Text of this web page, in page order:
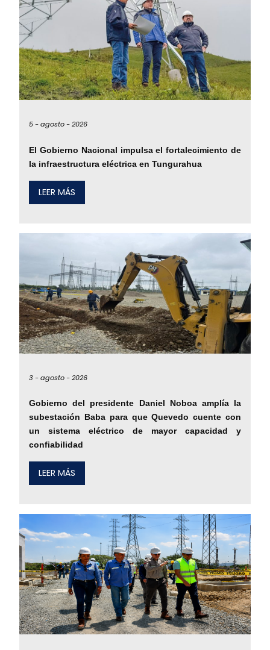
5 -agosto -2026
El Gobierno Nacional impulsa el fortalecimiento de
la infraestructura eléctrica en Tungurahua
LEER MÁS
3 -agosto -2026
Gobierno del presidente Daniel Noboa amplía la
subestación Baba para que Quevedo cuente con
un sistema eléctrico de mayor capacidad y
confiabilidad
LEER MÁS